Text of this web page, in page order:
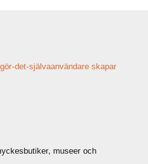
gör-det-självaanvändare skapar
museer och